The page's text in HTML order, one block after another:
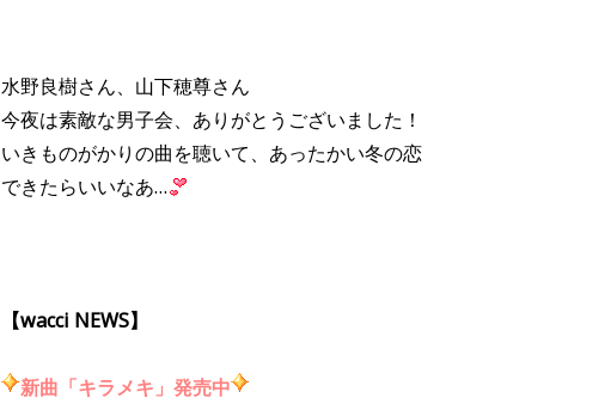
水野良樹さん、山下穂尊さん
今夜は素敵な男子会、ありがとうございました！
いきものがかりの曲を聴いて、あったかい冬の恋
できたらいいなあ…
【wacci NEWS】
新曲「キラメキ」発売中